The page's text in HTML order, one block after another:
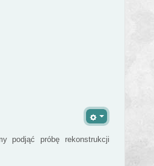
podjąć próbę rekonstrukcji